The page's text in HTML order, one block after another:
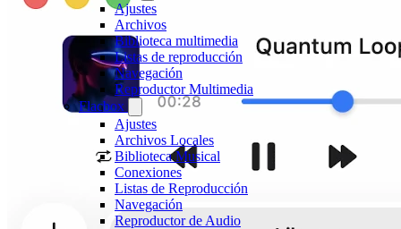
Ajustes
Archivos
Biblioteca multimedia
Listas de reproducción
Navegación
Reproductor Multimedia
Flacbox
Ajustes
Archivos Locales
Biblioteca Musical
Conexiones
Listas de Reproducción
Navegación
Reproductor de Audio